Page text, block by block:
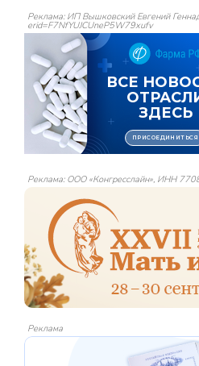
Реклама: ИП Вышковский Евгений
erid=F7NfYUJCUneP5W79xufv
Реклама: ООО «Конгресслайн», ИНН
Реклама